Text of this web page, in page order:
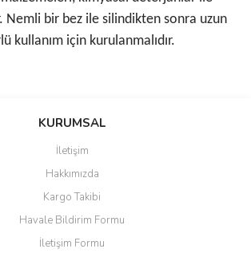
Nemli bir bez ile silindikten sonra uzun
kullanım için kurulanmalıdır.
Bu ürüne ilk yorumu siz yapın!
bozuk veya görüntülenemiyor.
eksik bilgiler bulunuyor.
hatalar bulunuyor.
sitelerden daha pahalı.
KURUMSAL
İletişim
Hakkımızda
Kargo Takibi
Havale Bildirim Formu
İletişim Formu